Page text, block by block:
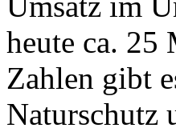
heute ca. 25
Zahlen gibt
Naturschutz